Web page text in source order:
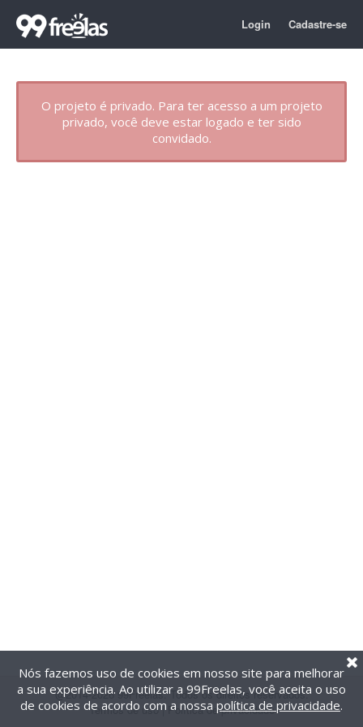
Login Cadastre-se
O projeto é privado. Para ter acesso a um projeto
privado, você deve estar logado e ter sido
convidado.
@2014-2026 99Freelas. Todos os direitos reservados.
Termos de uso| Política de privacidade
Nós fazemos uso de cookies em nosso site para melhorar
a sua experiência. Ao utilizar a 99Freelas, você aceita o uso
de cookies de acordo com a nossa política de privacidade.